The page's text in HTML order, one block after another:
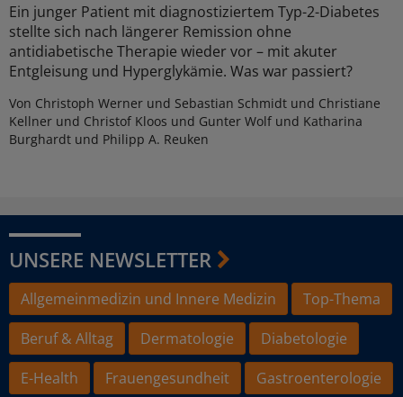
Ein junger Patient mit diagnostiziertem Typ-2-Diabetes
stellte sich nach längerer Remission ohne
antidiabetische Therapie wieder vor – mit akuter
Entgleisung und Hyperglykämie. Was war passiert?
Von Christoph Werner und Sebastian Schmidt und Christiane
Kellner und Christof Kloos und Gunter Wolf und Katharina
Burghardt und Philipp A. Reuken
UNSERE NEWSLETTER
Allgemeinmedizin und Innere Medizin
Top-Thema
Beruf & Alltag
Dermatologie
Diabetologie
E-Health
Frauengesundheit
Gastroenterologie